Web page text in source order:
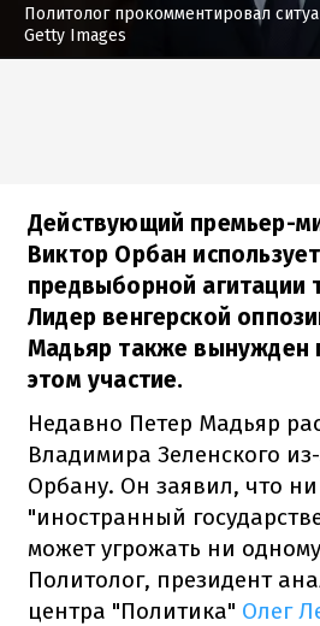
Политолог прокомментировал
Getty Images
Действующий премьер-
Виктор Орбан
предвыборной агитации
Лидер венгерской
Мадьяр также вынужден
этом участие.
Недавно Петер Мадьяр
Владимира Зеленского
Орбану. Он заявил, что
"иностранный
может угрожать ни
Политолог, президент
центра "Политика" Олег